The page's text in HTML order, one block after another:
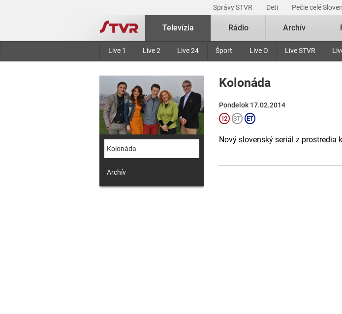
Správy STVR Deti Pečie celé
Televízia
Live 1 Live 2 Live 24 Šport Live O Live STVR
Rádio Archív
Kolonáda
Archív
Kolonáda
Pondelok 17.02.2014
Nový slovenský seriál z prostredia